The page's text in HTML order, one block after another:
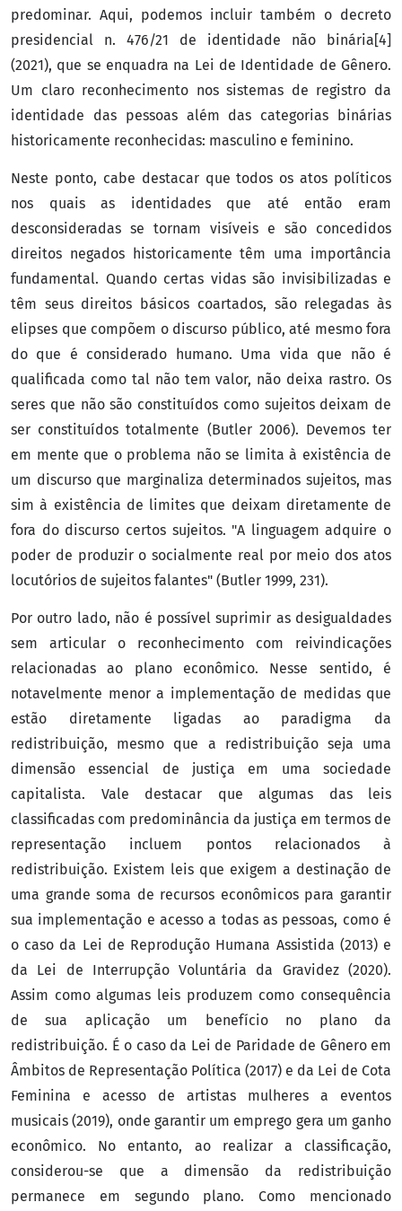
predominar. Aqui, podemos incluir também o decreto
presidencial n. 476/21 de identidade não binária[4]
(2021), que se enquadra na Lei de Identidade de Gênero.
Um claro reconhecimento nos sistemas de registro da
identidade das pessoas além das categorias binárias
historicamente reconhecidas: masculino e feminino.
Neste ponto, cabe destacar que todos os atos políticos
nos quais as identidades que até então eram
desconsideradas se tornam visíveis e são concedidos
direitos negados historicamente têm uma importância
fundamental. Quando certas vidas são invisibilizadas e
têm seus direitos básicos coartados, são relegadas às
elipses que compõem o discurso público, até mesmo fora
do que é considerado humano. Uma vida que não é
qualificada como tal não tem valor, não deixa rastro. Os
seres que não são constituídos como sujeitos deixam de
ser constituídos totalmente (Butler 2006). Devemos ter
em mente que o problema não se limita à existência de
um discurso que marginaliza determinados sujeitos, mas
sim à existência de limites que deixam diretamente de
fora do discurso certos sujeitos. "A linguagem adquire o
poder de produzir o socialmente real por meio dos atos
locutórios de sujeitos falantes" (Butler 1999, 231).
Por outro lado, não é possível suprimir as desigualdades
sem articular o reconhecimento com reivindicações
relacionadas ao plano econômico. Nesse sentido, é
notavelmente menor a implementação de medidas que
estão diretamente ligadas ao paradigma da
redistribuição, mesmo que a redistribuição seja uma
dimensão essencial de justiça em uma sociedade
capitalista. Vale destacar que algumas das leis
classificadas com predominância da justiça em termos de
representação incluem pontos relacionados à
redistribuição. Existem leis que exigem a destinação de
uma grande soma de recursos econômicos para garantir
sua implementação e acesso a todas as pessoas, como é
o caso da Lei de Reprodução Humana Assistida (2013) e
da Lei de Interrupção Voluntária da Gravidez (2020).
Assim como algumas leis produzem como consequência
de sua aplicação um benefício no plano da
redistribuição. É o caso da Lei de Paridade de Gênero em
Âmbitos de Representação Política (2017) e da Lei de Cota
Feminina e acesso de artistas mulheres a eventos
musicais (2019), onde garantir um emprego gera um ganho
econômico. No entanto, ao realizar a classificação,
considerou-se que a dimensão da redistribuição
permanece em segundo plano. Como mencionado